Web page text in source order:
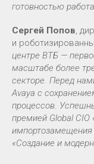
готовностью
Сергей Попов,
и
центре ВТБ —
масштабе более
секторе. Перед
Avaya с
процессов.
премией Global CIO
импортозамещения
«Создание и